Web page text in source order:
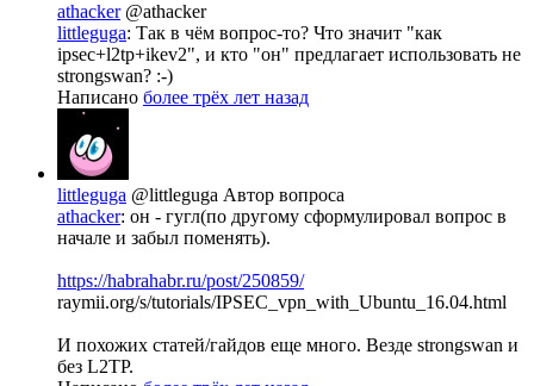
athacker @athacker
littleguga: Так в чём вопрос-то? Что значит "как
ipsec+l2tp+ikev2", и кто "он" предлагает использовать не
strongswan? :-)
Написано более трёх лет назад
littleguga @littleguga Автор вопроса
athacker: он - гугл(по другому сформулировал вопрос в
начале и забыл поменять).
https://habrahabr.ru/post/250859/
raymii.org/s/tutorials/IPSEC_vpn_with_Ubuntu_16.04.html
И похожих статей/гайдов еще много. Везде strongswan и
без L2TP.